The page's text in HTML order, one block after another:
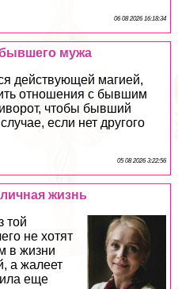
06 08 2026 16:18:34
мужа
действующей магией,
отношения с бывшим
чтобы бывший
если нет другого
05 08 2026 3:22:56
жизнь
той
не хотят
в жизни
а жалеет
еще